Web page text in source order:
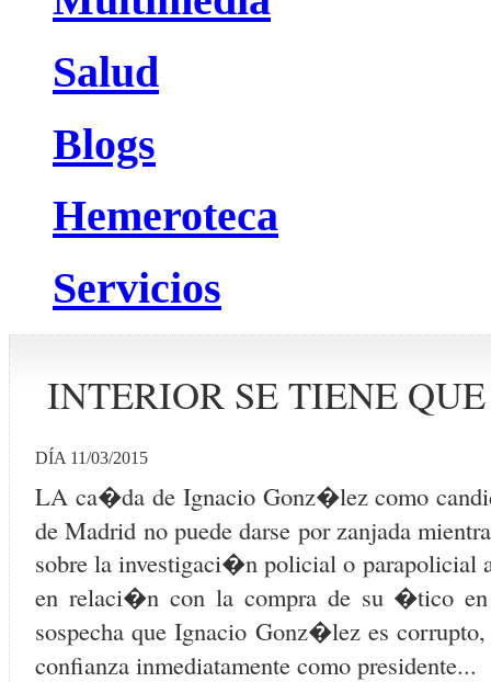
Salud
Blogs
Hemeroteca
Servicios
INTERIOR SE TIENE
DÍA 11/03/2015
LA ca�da de Ignacio Gonz�lez como
de Madrid no puede darse por zanjada
sobre la investigaci�n policial o parapolicial
en relaci�n con la compra de su �tico
sospecha que Ignacio Gonz�lez es
confianza inmediatamente como presidente...